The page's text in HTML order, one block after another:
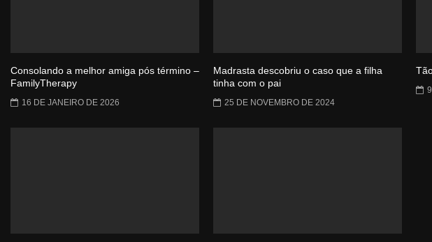
Consolando a melhor amiga pós término –
FamilyTherapy
16 DE JANEIRO DE 2026
Madrasta descobriu o caso que a filha
tinha com o pai
25 DE NOVEMBRO DE 2024